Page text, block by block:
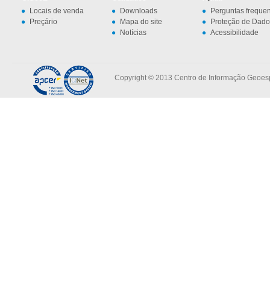
Locais de venda
Preçário
Downloads
Mapa do site
Notícias
Perguntas
Proteção de
Acessibilidade
Copyright © 2013 Centro de Informação